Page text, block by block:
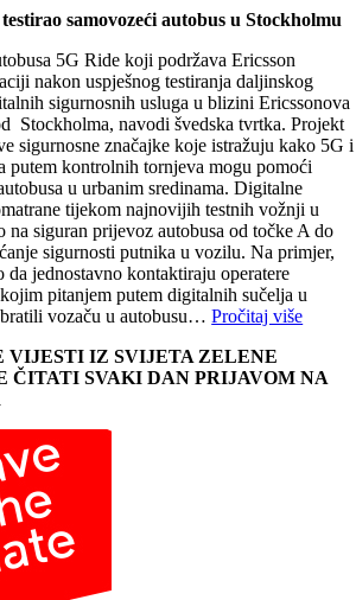
samovozeći autobus u Stockholmu
5G Ride koji podržava Ericsson
nakon uspješnog testiranja daljinskog
sigurnosnih usluga u blizini Ericssonova
Stockholma, navodi švedska tvrtka. Projekt
sigurnosne značajke koje istražuju kako 5G i
putem kontrolnih tornjeva mogu pomoći
u urbanim sredinama. Digitalne
tijekom najnovijih testnih vožnji u
na siguran prijevoz autobusa od točke A do
sigurnosti putnika u vozilu. Na primjer,
da jednostavno kontaktiraju operatere
pitanjem putem digitalnih sučelja u
vozaču u autobusu…Pročitaj više
VIJESTI IZ SVIJETA ZELENE
ČITATI SVAKI DAN PRIJAVOM NA